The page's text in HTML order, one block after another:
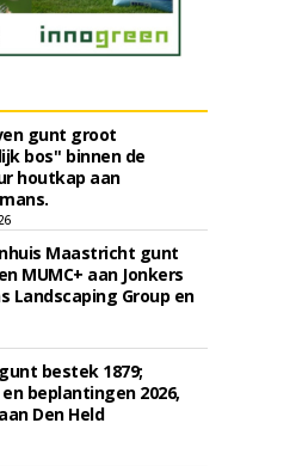
gunt groot
bos'' binnen de
houtkap aan
Maastricht gunt
MUMC+ aan Jonkers
Landscaping Group en
bestek 1879;
beplantingen 2026,
Den Held